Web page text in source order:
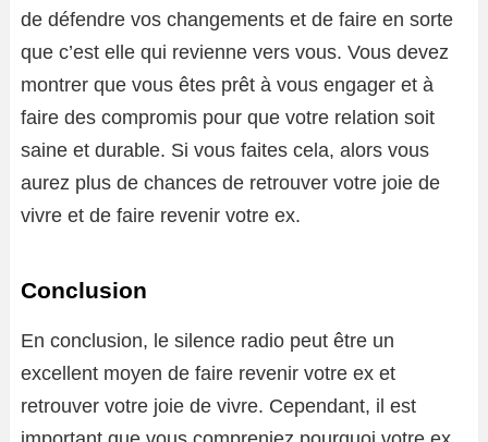
de défendre vos changements et de faire en sorte
que c’est elle qui revienne vers vous. Vous devez
montrer que vous êtes prêt à vous engager et à
faire des compromis pour que votre relation soit
saine et durable. Si vous faites cela, alors vous
aurez plus de chances de retrouver votre joie de
vivre et de faire revenir votre ex.
Conclusion
En conclusion, le silence radio peut être un
excellent moyen de faire revenir votre ex et
retrouver votre joie de vivre. Cependant, il est